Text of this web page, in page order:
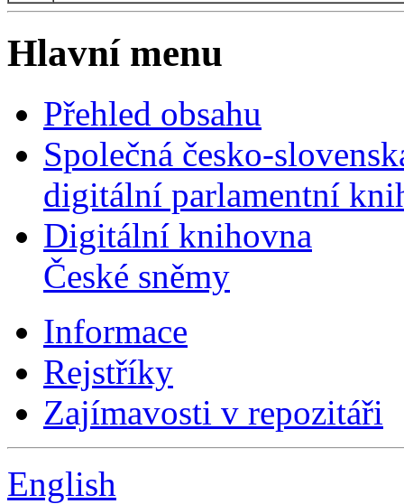
Hlavní menu
Přehled obsahu
Společná česko-
digitální parlamentní
Digitální knihovna
České sněmy
Informace
Rejstříky
Zajímavosti v repozitáři
English